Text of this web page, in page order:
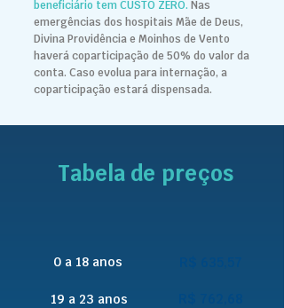
beneficiário tem CUSTO ZERO. Nas
emergências dos hospitais Mãe de Deus,
Divina Providência e Moinhos de Vento
haverá coparticipação de 50% do valor da
conta. Caso evolua para internação, a
coparticipação estará dispensada.
Tabela de preços
0 a 18 anos
19 a 23 anos